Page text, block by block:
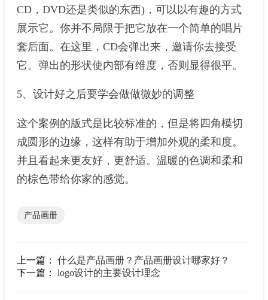
CD，DVD还是类似的东西)，可以以有趣的方式
展示它。你并不局限于把它放在一个简单的唱片
套后面。在这里，CD会弹出来，邀请你去接受
它。弹出的形状使内部有维度，否则显得很平。
5、设计好之后要学会做做微妙的调整
这个案例的版式是比较标准的，但是将四角模切
成圆形的边缘，这样有助于增加外观的柔和度。
并且看起来更友好，更舒适。温暖的色调和柔和
的棕色带给你家的感觉。
产品画册
上一篇： 什么是产品画册？产品画册设计哪家好？
下一篇： logo设计的主要设计理念